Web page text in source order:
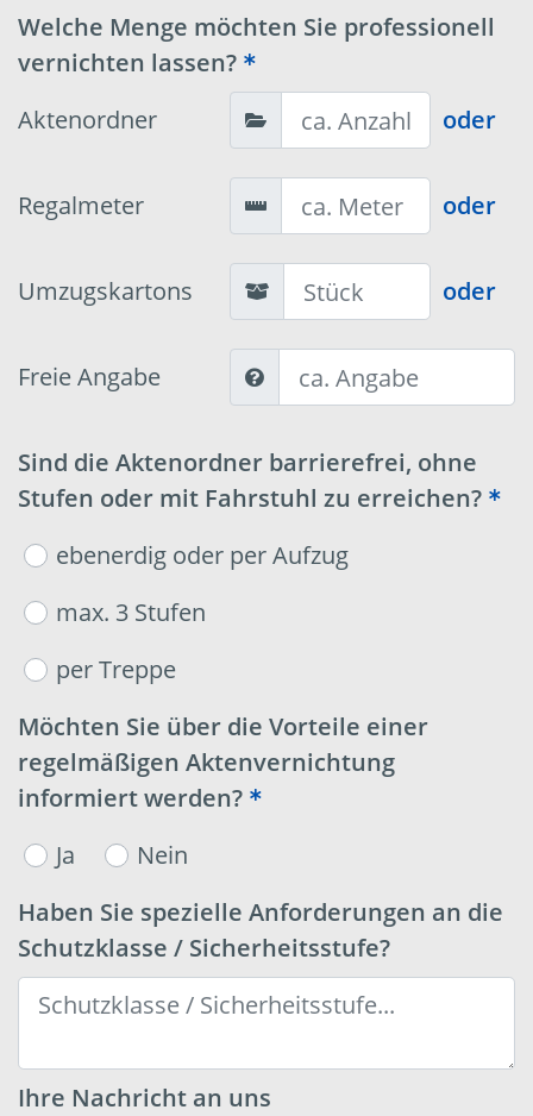
Welche Menge möchten Sie professionell
vernichten lassen?
Aktenordner
oder
Regalmeter oder
Umzugskartons oder
Freie Angabe
Sind die Aktenordner barrierefrei, ohne
Stufen oder mit Fahrstuhl zu erreichen?
ebenerdig oder per Aufzug
max. 3 Stufen
per Treppe
Möchten Sie über die Vorteile einer
regelmäßigen Aktenvernichtung
informiert werden?
Ja
Nein
Haben Sie spezielle Anforderungen an die
Schutzklasse / Sicherheitsstufe?
Ihre Nachricht an uns